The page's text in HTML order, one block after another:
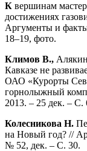
К вершинам
достижениях
Аргументы и
18–19, фото.
Климов В.,
Кавказе не
ОАО «Курорты
горнолыжный
2013. – 25 дек. – С.
Колесникова Н.
на Новый год? //
№ 52, дек. – С. 30.